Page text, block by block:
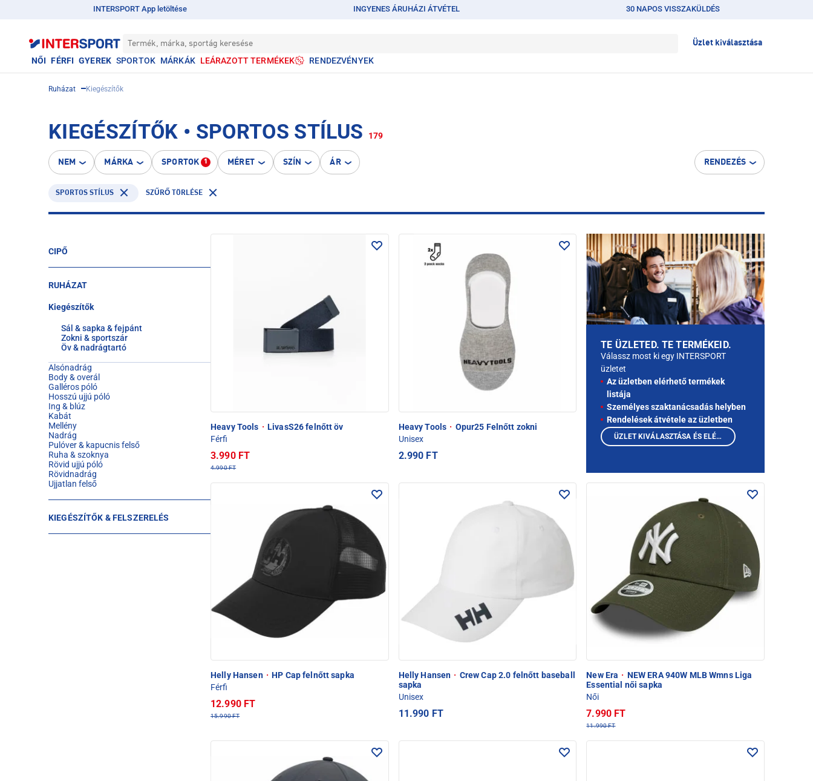
INTERSPORT App letöltése INGYENES ÁRUHÁZI ÁTVÉTEL 30 NAPOS VISSZAKÜLDÉS
Termék, márka, sportág keresése Üzlet kiválasztása
NŐI FÉRFI GYEREK SPORTOK MÁRKÁK LEÁRAZOTT TERMÉKEK RENDEZVÉNYEK
Ruházat Kiegészítők
KIEGÉSZÍTŐK • SPORTOS STÍLUS 179
NEM MÁRKA SPORTOK 1 MÉRET SZÍN ÁR RENDEZÉS
SPORTOS STÍLUS SZŰRŐ TÖRLÉSE
CIPŐ
RUHÁZAT
Kiegészítők
Sál & sapka & fejpánt
Zokni & sportszár
Öv & nadrágtartó
Alsónadrág
Body & overál
Galléros póló
Hosszú ujjú póló
Ing & blúz
Kabát
Mellény
Nadrág
Pulóver & kapucnis felső
Ruha & szoknya
Rövid ujjú póló
Rövidnadrág
Ujjatlan felső
KIEGÉSZÍTŐK & FELSZERELÉS
Heavy Tools · LivasS26 felnőtt öv
Férfi
3.990 FT
4.990 FT
Heavy Tools · Opur25 Felnőtt zokni
Unisex
2.990 FT
Helly Hansen · HP Cap felnőtt sapka
Férfi
12.990 FT
15.990 FT
Helly Hansen · Crew Cap 2.0 felnőtt baseball
sapka
Unisex
11.990 FT
New Era · NEW ERA 940W MLB Wmns Liga
Essential női sapka
Női
7.990 FT
11.990 FT
TE ÜZLETED. TE TERMÉKEID.
Válassz most ki egy INTERSPORT
üzletet
Az üzletben elérhető termékek
listája
Személyes szaktanácsadás helyben
Rendelések átvétele az üzletben
ÜZLET KIVÁLASZTÁSA ÉS ELÉRHETŐ TERMÉKEK MEGTEKINTÉSE